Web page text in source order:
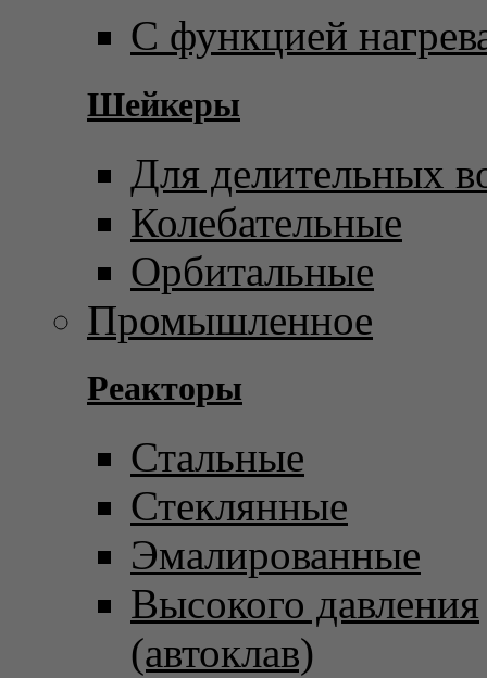
С функцией
Шейкеры
Для делительных
Колебательные
Орбитальные
Промышленное
Реакторы
Стальные
Стеклянные
Эмалированные
Высокого давления
(автоклав)